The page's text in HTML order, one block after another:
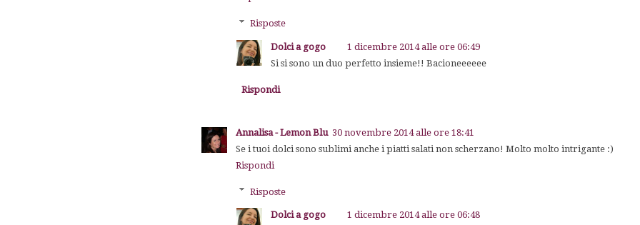
Risposte
Dolci a gogo
1 dicembre 2014 alle ore 06:49
Si si sono un duo perfetto insieme!! Bacioneeeeee
Rispondi
Annalisa - Lemon Blu 30 novembre 2014 alle ore 18:41
Se i tuoi dolci sono sublimi anche i piatti salati non scherzano! Molto molto intrigante :)
Rispondi
Risposte
Dolci a gogo
1 dicembre 2014 alle ore 06:48